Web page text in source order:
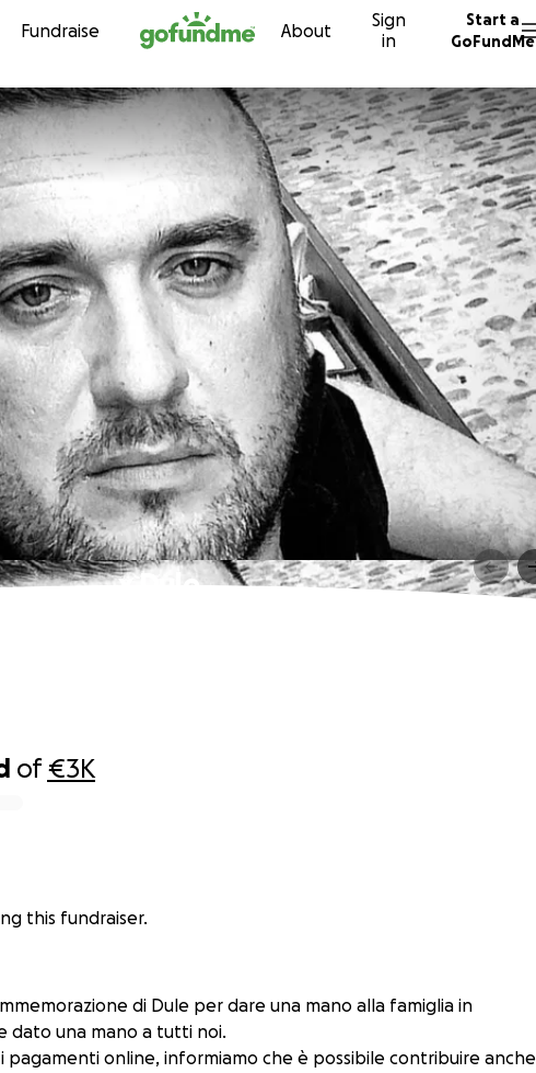
Skip to content
Fundraise About
Sign
in
Start a
GoFundMe
x Dule
of€3K
this fundraiser.
di Dule per dare una mano alla famiglia in
dato una mano a tutti noi.
pagamenti online, informiamo che è possibile contribuire anche